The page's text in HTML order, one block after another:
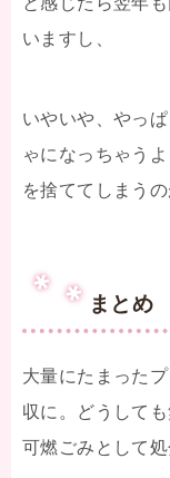
いますし、
いやいや、やっ
ゃになっちゃう
を捨ててしまう
まとめ
大量にたまった
収に。どうして
可燃ごみとして処